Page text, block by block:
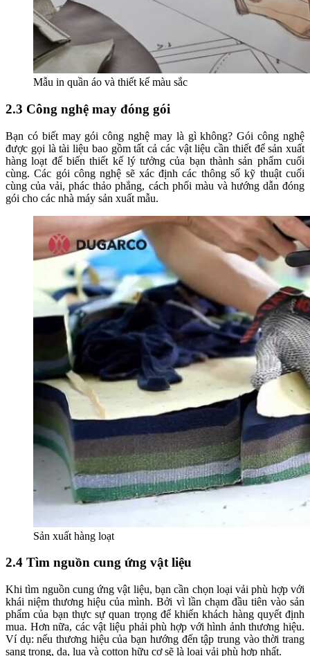
Mẫu in quần áo và thiết kế màu sắc
2.3 Công nghệ may đóng gói
Bạn có biết may gói công nghệ may là gì không? Gói công nghệ
được gọi là tài liệu bao gồm tất cả các vật liệu cần thiết để sản xuất
hàng loạt để biến thiết kế lý tưởng của bạn thành sản phẩm cuối
cùng. Các gói công nghệ sẽ xác định các thông số kỹ thuật cuối
cùng của vải, phác thảo phẳng, cách phối màu và hướng dẫn đóng
gói cho các nhà máy sản xuất mẫu.
Sản xuất hàng loạt
2.4 Tìm nguồn cung ứng vật liệu
Khi tìm nguồn cung ứng vật liệu, bạn cần chọn loại vải phù hợp với
khái niệm thương hiệu của mình. Bởi vì lần chạm đầu tiên vào sản
phẩm của bạn thực sự quan trọng để khiến khách hàng quyết định
mua. Hơn nữa, các vật liệu phải phù hợp với hình ảnh thương hiệu.
Ví dụ: nếu thương hiệu của bạn hướng đến tập trung vào thời trang
sang trọng, da, lụa và cotton hữu cơ sẽ là loại vải phù hợp nhất.